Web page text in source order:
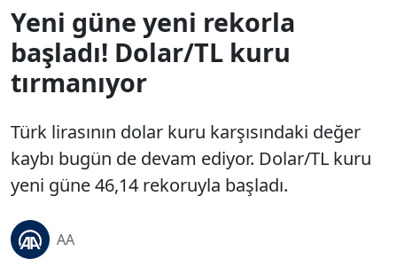
Yeni güne yeni rekorla
başladı! Dolar/TL kuru
tırmanıyor
Türk lirasının dolar kuru karşısındaki değer
kaybı bugün de devam ediyor. Dolar/TL kuru
yeni güne 46,14 rekoruyla başladı.
AA